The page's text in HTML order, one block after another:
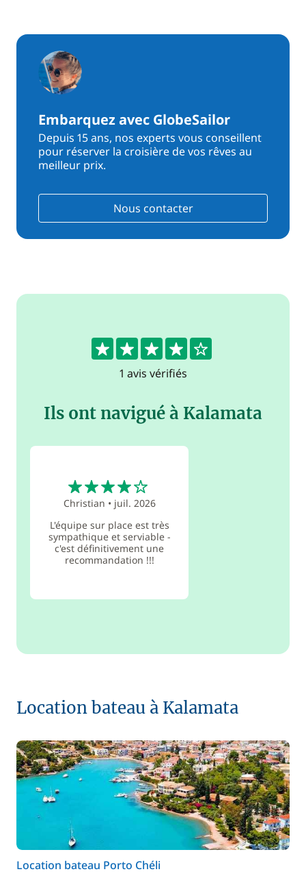
Embarquez avec GlobeSailor
Depuis 15 ans, nos experts vous conseillent
pour réserver la croisière de vos rêves au
meilleur prix.
Nous contacter
4
1 avis vérifiés
Ils ont navigué à Kalamata
Christian • juil. 2026
L'équipe sur place est très
sympathique et serviable -
c'est définitivement une
recommandation !!!
Location bateau à Kalamata
Location bateau Porto Chéli